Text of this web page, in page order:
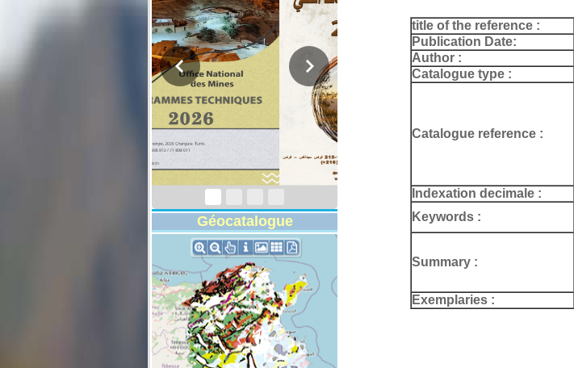
Géocatalogue
title of the reference :
Publication Date:
Author :
Catalogue type :
Catalogue reference :
Indexation decimale :
Keywords :
Summary :
Exemplaries :